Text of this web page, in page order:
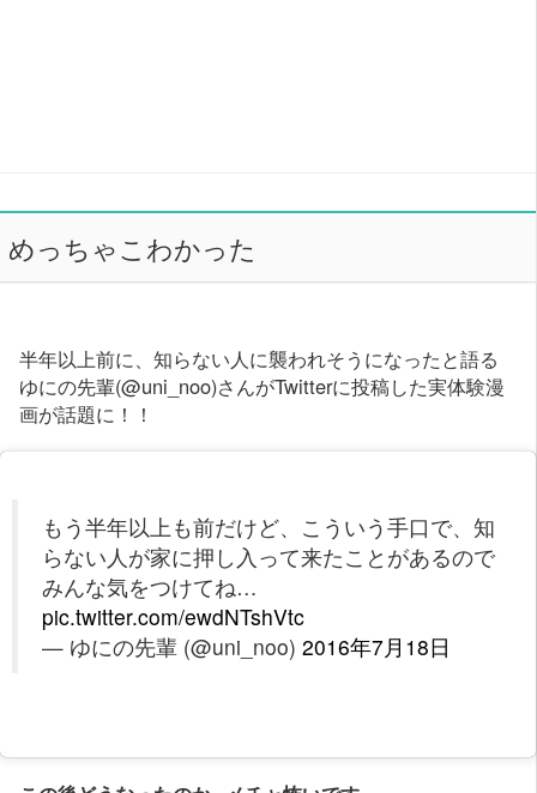
めっちゃこわかった
半年以上前に、知らない人に襲われそうになったと語る
ゆにの先輩(@uni_noo)さんがTwitterに投稿した実体験漫
画が話題に！！
もう半年以上も前だけど、こういう手口で、知
らない人が家に押し入って来たことがあるので
みんな気をつけてね…
pic.twitter.com/ewdNTshVtc
— ゆにの先輩 (@uni_noo) 2016年7月18日